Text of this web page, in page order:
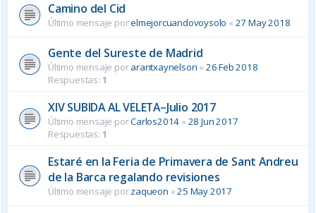
Camino del Cid
Último mensaje porelmejorcuandovoysolo « 27 May 2018
Gente del Sureste de Madrid
Último mensaje porarantxaynelson « 26 Feb 2018
Respuestas: 1
XIV SUBIDA AL VELETA–Julio 2017
Último mensaje porCarlos2014 « 28 Jun 2017
Respuestas: 1
Estaré en la Feria de Primavera de Sant Andreu
de la Barca regalando revisiones
Último mensaje porzaqueon «25 May 2017